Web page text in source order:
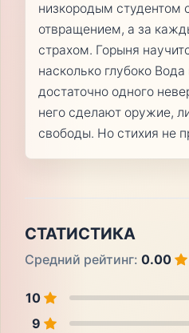
низкородым студентом
отвращением, а за
страхом. Горыня
насколько глубоко
достаточно одного
него сделают оружие,
свободы. Но стихия не
СТАТИСТИКА
Средний рейтинг: 0.00
10
9